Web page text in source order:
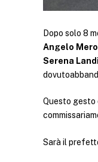
Dopo solo 8
Angelo
Serena
Questo gesto
Sarà il